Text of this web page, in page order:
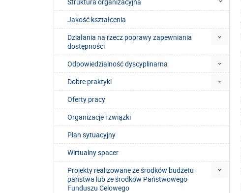
Jakość kształcenia
Działania na rzecz poprawy zapewniania
dostępności
Odpowiedzialność dyscyplinarna
Dobre praktyki
Oferty pracy
Organizacje i związki
Plan sytuacyjny
Wirtualny spacer
Projekty realizowane ze środków budżetu
państwa lub ze środków Państwowego
Funduszu Celowego